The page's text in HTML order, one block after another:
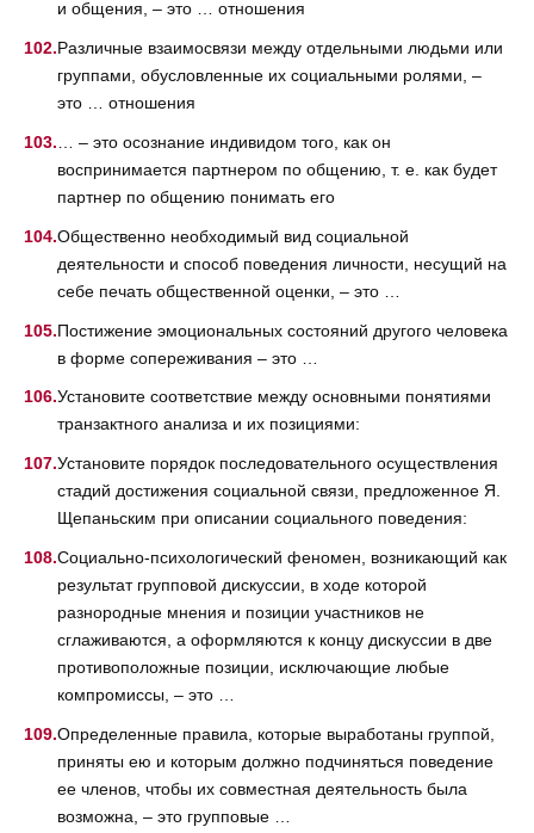
и общения, – это … отношения
Различные взаимосвязи между отдельными людьми или
группами, обусловленные их социальными ролями, –
это … отношения
… – это осознание индивидом того, как он
воспринимается партнером по общению, т. е. как будет
партнер по общению понимать его
Общественно необходимый вид социальной
деятельности и способ поведения личности, несущий на
себе печать общественной оценки, – это …
Постижение эмоциональных состояний другого человека
в форме сопереживания – это …
Установите соответствие между основными понятиями
транзактного анализа и их позициями:
Установите порядок последовательного осуществления
стадий достижения социальной связи, предложенное Я.
Щепаньским при описании социального поведения:
Социально-психологический феномен, возникающий как
результат групповой дискуссии, в ходе которой
разнородные мнения и позиции участников не
сглаживаются, а оформляются к концу дискуссии в две
противоположные позиции, исключающие любые
компромиссы, – это …
Определенные правила, которые выработаны группой,
приняты ею и которым должно подчиняться поведение
ее членов, чтобы их совместная деятельность была
возможна, – это групповые …